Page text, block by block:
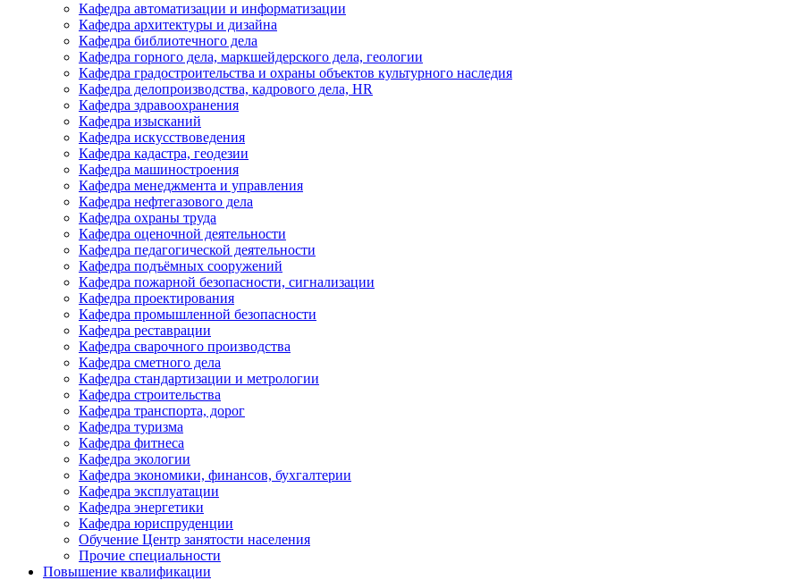
Кафедра автоматизации и информатизации
Кафедра архитектуры и дизайна
Кафедра библиотечного дела
Кафедра горного дела, маркшейдерского дела, геологии
Кафедра градостроительства и охраны объектов культурного наследия
Кафедра делопроизводства, кадрового дела, HR
Кафедра здравоохранения
Кафедра изысканий
Кафедра искусствоведения
Кафедра кадастра, геодезии
Кафедра машиностроения
Кафедра менеджмента и управления
Кафедра нефтегазового дела
Кафедра охраны труда
Кафедра оценочной деятельности
Кафедра педагогической деятельности
Кафедра подъёмных сооружений
Кафедра пожарной безопасности, сигнализации
Кафедра проектирования
Кафедра промышленной безопасности
Кафедра реставрации
Кафедра сварочного производства
Кафедра сметного дела
Кафедра стандартизации и метрологии
Кафедра строительства
Кафедра транспорта, дорог
Кафедра туризма
Кафедра фитнеса
Кафедра экологии
Кафедра экономики, финансов, бухгалтерии
Кафедра эксплуатации
Кафедра энергетики
Кафедра юриспруденции
Обучение Центр занятости населения
Прочие специальности
Повышение квалификации